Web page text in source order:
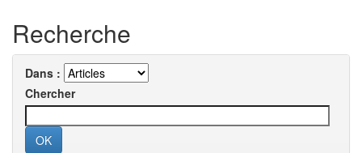
Recherche
Dans :
Chercher